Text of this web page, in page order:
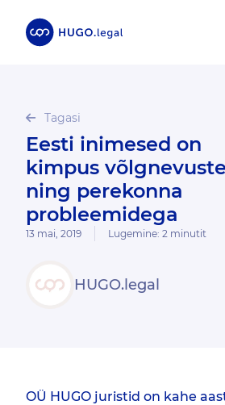
Tagasi
Eesti inimesed on
kimpus võlgnevuste
ning perekonna
probleemidega
13 mai, 2019 Lugemine: 2 minutit
HUGO.legal
OÜ HUGO juristid on kahe